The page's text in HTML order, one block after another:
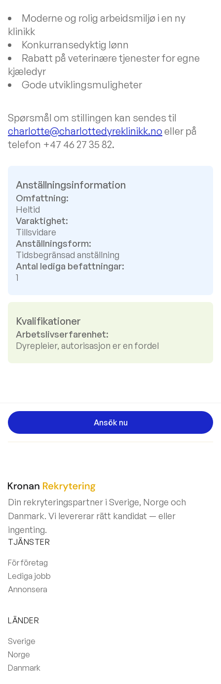
Moderne og rolig arbeidsmiljø i en ny
klinikk
Konkurransedyktig lønn
Rabatt på veterinære tjenester for egne
kjæledyr
Gode utviklingsmuligheter
Spørsmål om stillingen kan sendes til
charlotte@charlottedyreklinikk.no eller på
telefon +47 46 27 35 82.
Anställningsinformation
Omfattning:
Heltid
Varaktighet:
Tillsvidare
Anställningsform:
Tidsbegränsad anställning
Antal lediga befattningar:
1
Kvalifikationer
Arbetslivserfarenhet:
Dyrepleier, autorisasjon er en fordel
Ansök nu
Din rekryteringspartner i Sverige, Norge och
Danmark. Vi levererar rätt kandidat — eller
ingenting.
TJÄNSTER
För företag
Lediga jobb
Annonsera
LÄNDER
Sverige
Norge
Danmark